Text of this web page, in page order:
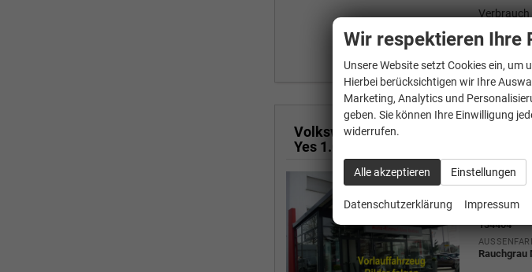
CO
2-
Volkswagen Polo
Neuwagen
FAHRZEUG-
134404
Rauchgrau
Wir respektieren Ihre
Unsere Website setzt Cookies ein, um
Hierbei berücksichtigen wir Ihre
Marketing, Analytics und
geben. Sie können Ihre Einwilligung
widerrufen.
Alle akzeptieren Einstellungen
Datenschutzerklärung Impressum